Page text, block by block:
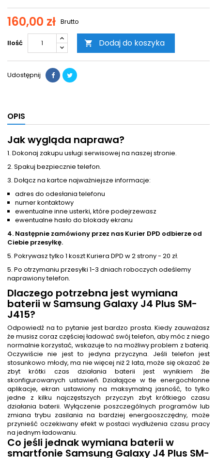
160,00 zł Brutto
Ilość  Dodaj do koszyka
Udostępnij
OPIS
Jak wygląda naprawa?
1. Dokonaj zakupu usługi serwisowej na naszej stronie.
2. Spakuj bezpiecznie telefon.
3. Dołącz na kartce najważniejsze informacje:
adres do odesłania telefonu
numer kontaktowy
ewentualne inne usterki, które podejrzewasz
ewentualne hasło do blokady ekranu
4. Następnie zamówiony przez nas Kurier DPD odbierze od
Ciebie przesyłkę.
5. Pokrywasz tylko 1 koszt Kuriera DPD w 2 strony - 20 zł.
5. Po otrzymaniu przesyłki 1-3 dniach roboczych odeślemy
naprawiony telefon.
Dlaczego potrzebna jest wymiana
baterii w Samsung Galaxy J4 Plus SM-
J415?
Odpowiedź na to pytanie jest bardzo prosta. Kiedy zauważasz
że musisz coraz częściej ładować swój telefon, aby móc z niego
normalnie korzystać, wskazuje to na możliwy problem z baterią.
Oczywiście nie jest to jedyna przyczyna. Jeśli telefon jest
stosunkowo młody, ma nie więcej niż 2 lata, może się okazać że
zbyt krótki czas działania baterii jest wynikiem źle
skonfigurowanych ustawień. Działające w tle energochłonne
aplikacje, ekran ustawiony na maksymalną jasność, to tylko
jedne z kilku najczęstszych przyczyn zbyt krótkiego czasu
działania baterii. Wyłączenie poszczególnych programów lub
zmiana trybu zasilania na bardziej energooszczędny, może
przynieść oczekiwany efekt w postaci wydłużenia czasu pracy
na jednym ładowaniu.
Co jeśli jednakwymiana baterii w
smartfonie Samsung Galaxy J4 Plus SM-